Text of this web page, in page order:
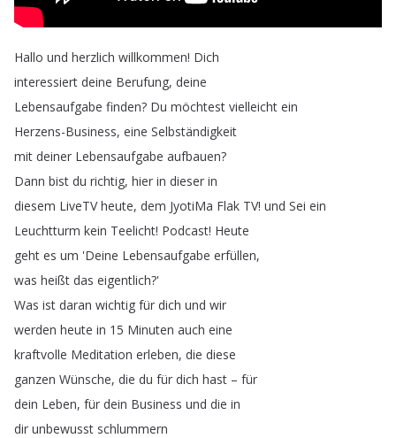
Hallo und herzlich willkommen! Dich
interessiert deine Berufung, deine
Lebensaufgabe finden? Du möchtest vielleicht ein
Herzens-Business, eine Selbständigkeit
mit deiner Lebensaufgabe aufbauen?
Dann bist du richtig, hier in dieser in
diesem LiveTV heute, dem JyotiMa Flak TV! und Sei ein
Leuchtturm kein Teelicht! Podcast! Heute
geht es um 'Deine Lebensaufgabe erfüllen,
was heißt das eigentlich?'
Was ist daran wichtig für dich und wir
werden heute in 15 Minuten auch eine
kraftvolle Meditation erleben, die diese
ganzen Wünsche, die du für dich hast – für
dein Leben, für dein Business und die in
dir unbewusst schlummern